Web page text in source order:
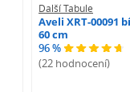
Další Tabule
Aveli XRT-00091
60 cm
96 %
(22 hodnocení)